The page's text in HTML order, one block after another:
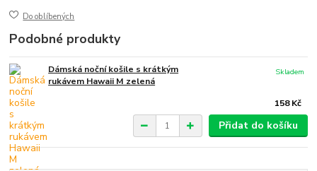
Do oblíbených
Podobné produkty
Dámská noční košile s krátkým
rukávem Hawaii M zelená
158 Kč
Skladem
Přidat do košíku